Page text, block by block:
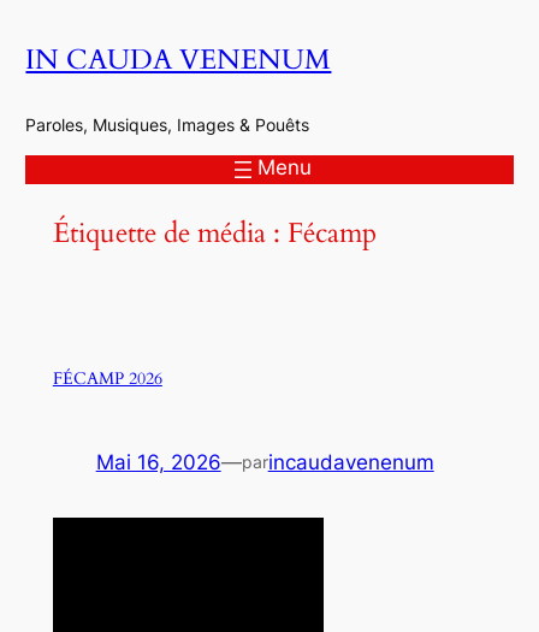
auIN CAUDA VENENUM
Paroles, Musiques, Images & Pouêts
Menu
Étiquette de média : Fécamp
FÉCAMP 2026
Mai 16, 2026—parincaudavenenum